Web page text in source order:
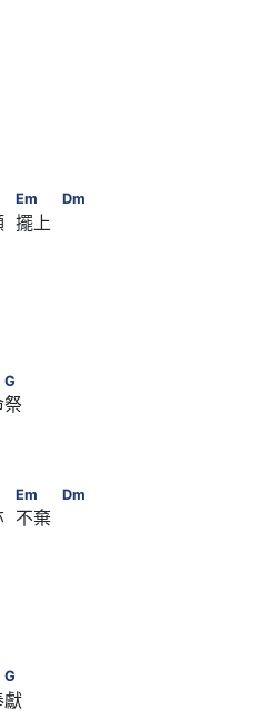
Em
Em
Em Dm
擺上
Am　　　D
　G
G
祭
Em
Em Dm
不棄
　D
　　　G
G
獻